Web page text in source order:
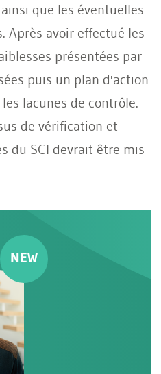
que les éventuelles
Après avoir effectué les
présentées par
puis un plan d'action
lacunes de contrôle.
de vérification et
du SCI devrait être mis